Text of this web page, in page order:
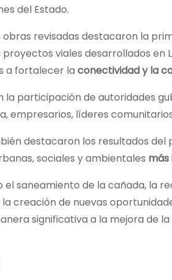
del Estado.
obras revisadas destacaron la
viales desarrollados en
a fortalecer la conectividad y la
la participación de autoridades
empresarios, líderes
destacaron los resultados del
sociales y ambientales
el saneamiento de la cañada, la
creación de nuevas
significativa a la mejora de